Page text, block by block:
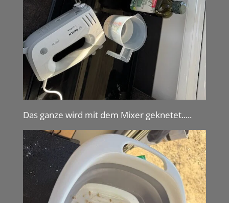
Das ganze wird mit dem Mixer geknetet.....